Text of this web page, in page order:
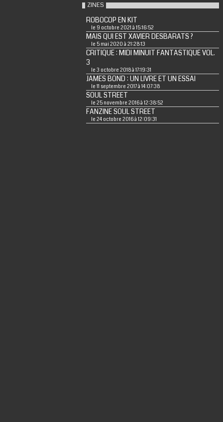
ZINES
ROBOCOP EN KIT
le 9 octobre 2021 à 15:16:52
MAIS QUI EST XAVIER DESBARATS ?
le 5 mai 2020 à 21:28:13
CRITIQUE : MIDI MINUIT FANTASTIQUE VOL.
3
le 3 octobre 2018 à 17:19:31
JAMES BOND : UN LIVRE ET UN ESSAI
le 11 septembre 2017 à 14:07:38
SOUL STREET
le 25 novembre 2016 à 12:38:52
FANZINE SOUL STREET
le 24 octobre 2016 à 12:09:31